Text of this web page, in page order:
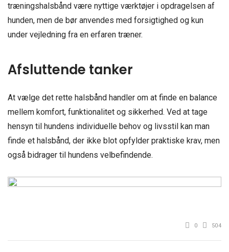
træningshalsbånd være nyttige værktøjer i opdragelsen af
hunden, men de bør anvendes med forsigtighed og kun
under vejledning fra en erfaren træner.
Afsluttende tanker
At vælge det rette halsbånd handler om at finde en balance
mellem komfort, funktionalitet og sikkerhed. Ved at tage
hensyn til hundens individuelle behov og livsstil kan man
finde et halsbånd, der ikke blot opfylder praktiske krav, men
også bidrager til hundens velbefindende.
0 504